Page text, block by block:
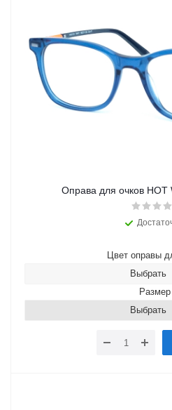
Оправа для очков HOT
Цвет оправы
Выбрать
Выбрать